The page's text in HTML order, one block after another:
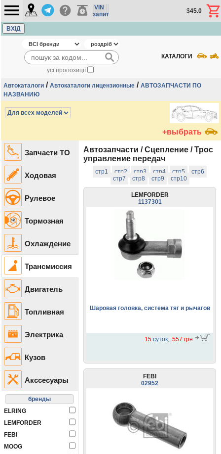
VIN
запит
$45.0
ВХІД
усі пропозиції
КАТАЛОГИ
Автокаталоги / Автокаталоги лицензионные / АВТОЗАПЧАСТИ ПО
НАЗВАНИЮ
+выбрать
Запчасти ТО
Ходовая
Рулевое
Тормозная
Охлаждение
Трансмиссия
Двигатель
Топливная
Электрика
Кузов
Акссесуары
ELRING
LEMFORDER
FEBI
MOOG
Автозапчасти / Cцепление / Трос
управление передач
стр1 стр2 стр3 стр4 стр5
стр6
стр7
стр8 стр9 стр10
LEMFORDER
1137301
Шаровая головка, система тяг и рычагов
15 суток, 557 грн
FEBI
02952